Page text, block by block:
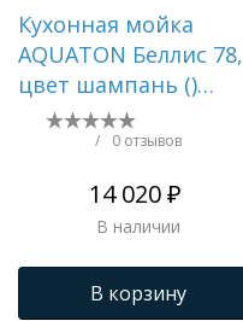
Кухонная мойка
AQUATON Беллис 78,
цвет шампань ()
1A725032BS290
/ 0 отзывов
14 020 ₽
В наличии
В корзину